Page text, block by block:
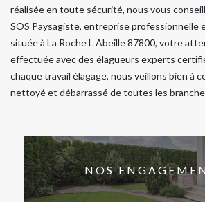
réalisée en toute sécurité, nous vous
SOS Paysagiste, entreprise professionnelle
située à La Roche L Abeille 87800, votre
effectuée avec des élagueurs experts
chaque travail élagage, nous veillons bien à
nettoyé et débarrassé de toutes les
NOS